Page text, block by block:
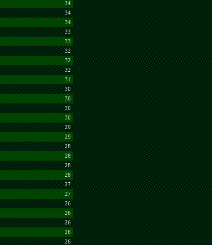
34
34
34
33
33
32
32
32
31
30
30
30
30
29
29
28
28
28
28
27
27
26
26
26
26
26